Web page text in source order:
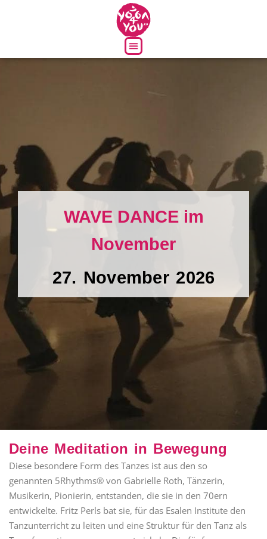
WAVE DANCE im
November
27. November 2026
Deine Meditation in Bewegung
Diese besondere Form des Tanzes ist aus den so
genannten 5Rhythms® von Gabrielle Roth, Tänzerin,
Musikerin, Pionierin, entstanden, die sie in den 70ern
entwickelte. Fritz Perls bat sie, für das Esalen Institute den
Tanzunterricht zu leiten und eine Struktur für den Tanz als